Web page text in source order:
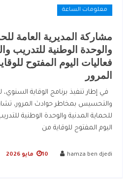
معلومات الساعة
مشاركة المديرية العامة
والوحدة الوطنية للتدريب
فعاليات اليوم المفتوح
المرور
في إطار تنفيذ برنامج الوقاية
والتحسيس بمخاطر حوادث المرور،
للحماية المدنية والوحدة الوطنية
اليوم المفتوح للوقاية من
hamza ben djedi 10 مايو 2026